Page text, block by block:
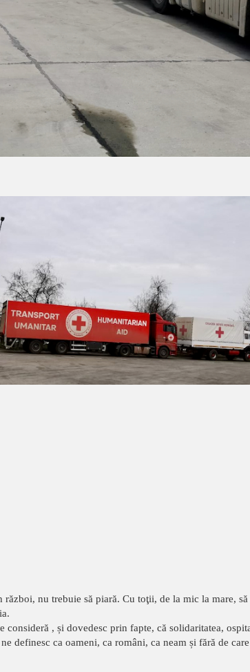
război, nu trebuie să piară. Cu toţii, de la mic la mare,
consideră , și dovedesc prin fapte, că solidaritatea,
definesc ca oameni, ca români, ca neam și fără de